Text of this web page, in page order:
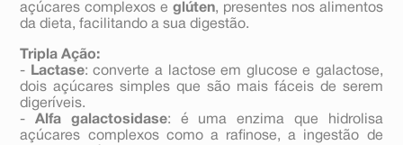
açúcares complexos e glúten, presentes nos alimentos
da dieta, facilitando a sua digestão.
Tripla Ação:
-
Lactase: converte a lactose em glucose e galactose,
dois açúcares simples que são mais fáceis de serem
digeríveis.
-Alfa galactosidase: é uma enzima que hidrolisa
açúcares complexos como a rafinose, a ingestão de